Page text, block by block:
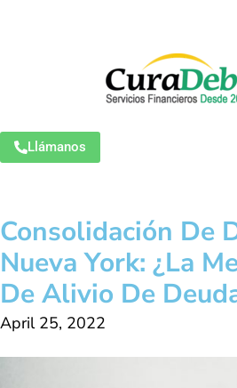
Llámanos
Consolidación De
Nueva York: ¿La
De Alivio De
April 25, 2022